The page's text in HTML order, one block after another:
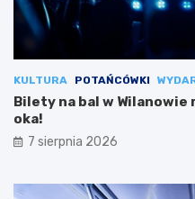
KULTURA POTAŃCÓWKI
Bilety na bal w Wilanowie
oka!
7 sierpnia 2026